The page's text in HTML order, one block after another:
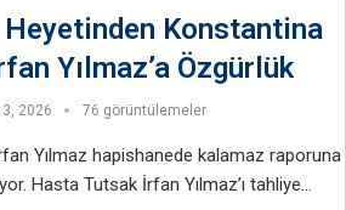
Konstantina
Yılmaz’a Özgürlük
2026 76 görüntülemeler
Yılmaz hapishanede kalamaz raporuna
Hasta Tutsak İrfan Yılmaz’ı tahliye